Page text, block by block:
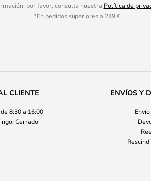
por favor, consulta nuestra Política de
*En pedidos superiores a 249 €.
CLIENTE
8:30 a 16:00
Cerrado
ENVÍOS Y